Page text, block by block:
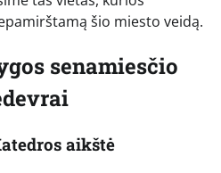
šio miesto veidą.
senamiesčio
aikštė